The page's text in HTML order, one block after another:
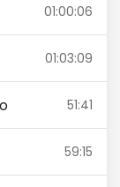
01:00:06
01:03:09
51:41
59:15